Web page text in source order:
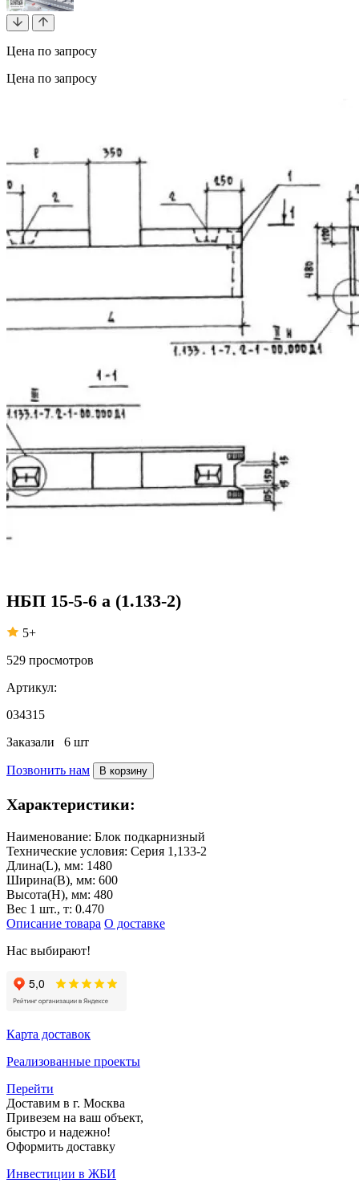
Цена по запросу
Цена по запросу
НБП 15-5-6 а (1.133-2)
5+
529 просмотров
Артикул:
034315
Заказали 6 шт
Позвонить нам В корзину
Характеристики:
Наименование: Блок подкарнизный
Технические условия: Серия 1,133-2
Длина(L), мм: 1480
Ширина(B), мм: 600
Высота(H), мм: 480
Вес 1 шт., т: 0.470
Описание товара О доставке
Нас выбирают!
Карта доставок
Реализованные проекты
Перейти
Доставим в г. Москва
Привезем на ваш объект,
быстро и надежно!
Оформить доставку
Инвестиции в ЖБИ